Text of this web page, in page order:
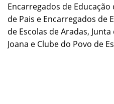
Encarregados de Educação
de Pais e Encarregados de
de Escolas de Aradas,
Joana e Clube do Povo de